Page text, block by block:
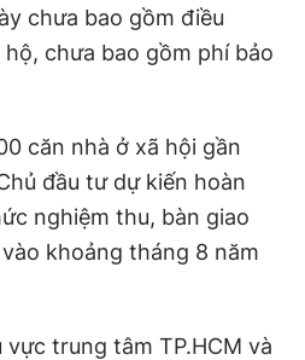
thoại
chưa bao gồm điều
chưa bao gồm phí bảo
căn nhà ở xã hội gần
đầu tư dự kiến hoàn
nghiệm thu, bàn giao
khoảng tháng 8 năm
trung tâm TP.HCM và